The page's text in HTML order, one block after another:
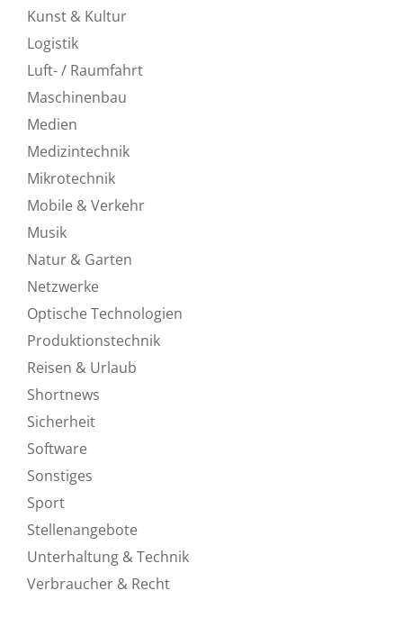
Kunst & Kultur
Logistik
Luft- / Raumfahrt
Maschinenbau
Medien
Medizintechnik
Mikrotechnik
Mobile & Verkehr
Musik
Natur & Garten
Netzwerke
Optische Technologien
Produktionstechnik
Reisen & Urlaub
Shortnews
Sicherheit
Software
Sonstiges
Sport
Stellenangebote
Unterhaltung & Technik
Verbraucher & Recht